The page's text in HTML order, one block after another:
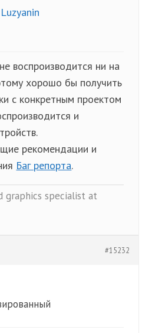
воспроизводится ни на
хорошо бы получить
с конкретным проектом
и
рекомендации и
Баг репорта.
graphics specialist at
#15232